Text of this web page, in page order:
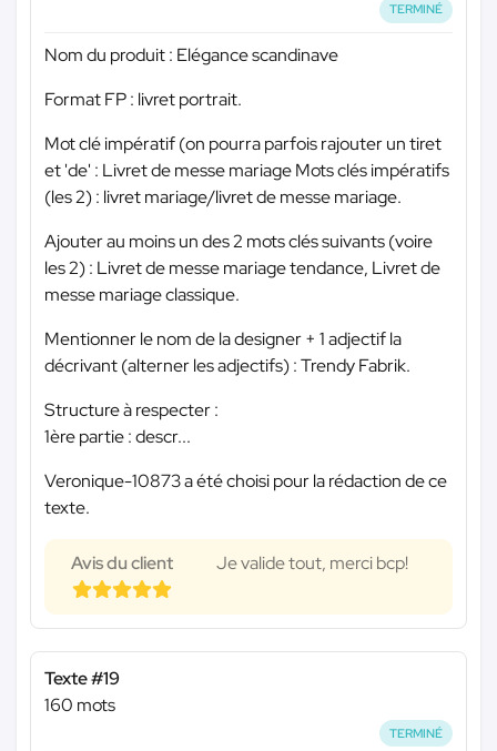
TERMINÉ
Nom du produit : Elégance scandinave
Format FP : livret portrait.
Mot clé impératif (on pourra parfois rajouter un tiret
et 'de' : Livret de messe mariage Mots clés impératifs
(les 2) : livret mariage/livret de messe mariage.
Ajouter au moins un des 2 mots clés suivants (voire
les 2) : Livret de messe mariage tendance, Livret de
messe mariage classique.
Mentionner le nom de la designer + 1 adjectif la
décrivant (alterner les adjectifs) : Trendy Fabrik.
Structure à respecter :
1ère partie : descr...
Veronique-10873 a été choisi pour la rédaction de ce
texte.
Avis du client Je valide tout, merci bcp!
Texte #19
160 mots
TERMINÉ